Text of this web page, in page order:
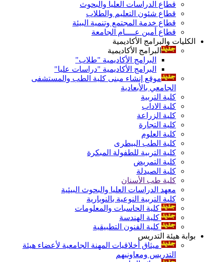
قطاع الدراسات العليا والبحوث
قطاع شئون التعليم والطلاب
قطاع خدمة المجتمع وتنمية البيئة
قطاع أمين عــــام الجامعة
الكليات والبرامج الأكاديمية
البرامج الأكاديمية
البرامج الأكاديمية "طلاب"
البرامج الأكاديمية "دراسات عليا"
موقع إنشاء مبنى كلية الطب والمستشفى
الجامعي بالأبعادية
كلية التربية
كلية الاداب
كلية الزراعة
كلية التجارة
كلية العلوم
كلية الطب البيطرى
كلية التربية للطفولة المبكرة
كلية التمريض
كلية الصيدلة
كلية طب الأسنان
معهد الدراسات العليا والبحوث البيئية
كلية التربية النوعية بالنوبارية
كلية الحاسبات والمعلومات
كلية الهندسة
كلية الفنون التطبيقية
بوابة هيئة التدريس
ميثاق أخلاقيات المهنة الجامعية لأعضاء هيئة
التدريس ومعاونيهم